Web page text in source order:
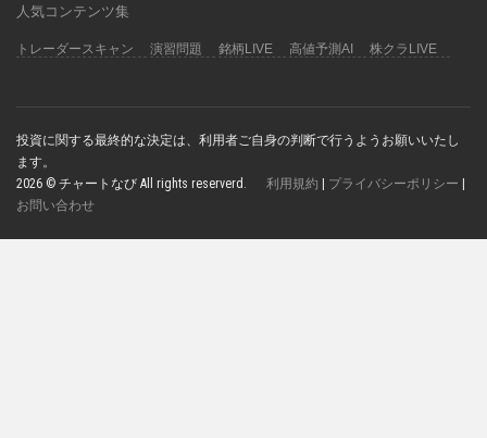
人気コンテンツ集
トレーダースキャン 演習問題 銘柄LIVE 高値予測AI 株クラLIVE
投資に関する最終的な決定は、利用者ご自身の判断で行うようお願いいたし
ます。
2026 © チャートなび All rights reserverd. 利用規約 プライバシーポリシー
お問い合わせ